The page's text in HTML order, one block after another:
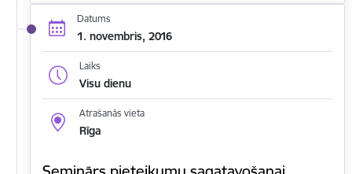
Datums
1. novembris, 2016
Laiks
Visu dienu
Atrašanās vieta
Rīga